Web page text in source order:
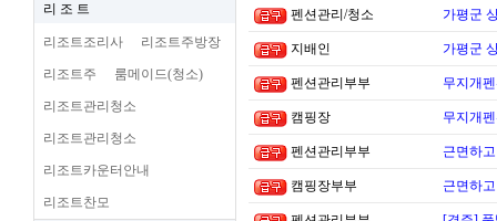
리 조 트
리조트조리사 리조트주방장
리조트주 룸메이드(청소)
리조트관리청소
리조트관리청소
리조트카운터안내
리조트찬모
펜션관리/청소 가평군
지배인 가평군
펜션관리부부 무지개
캠핑장 무지개
펜션관리부부 근면하
캠핑장부부 근면하